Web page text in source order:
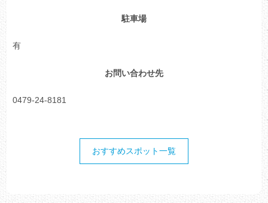
駐車場
有
お問い合わせ先
0479-24-8181
おすすめスポット一覧